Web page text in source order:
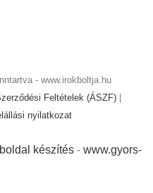
- www.irokboltja.hu
Feltételek (ÁSZF)
nyilatkozat
készítés - www.gyors-